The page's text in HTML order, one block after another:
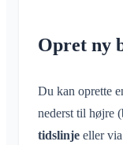
Samtaler
Deltag i område
Forlad område
Privat område
Yderligere
Log ud
Tilladelser
Flere
Inviter
Understøttede
Ofte stillede
Opret ny
Du kan oprette
nederst til højre
tidslinje eller